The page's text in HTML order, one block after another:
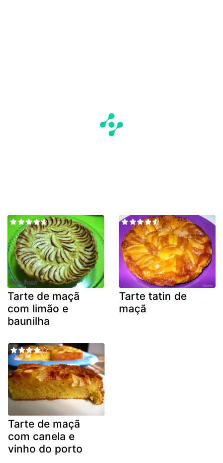
Tarte de maçã
com limão e
baunilha
Tarte tatin de
maçã
Tarte de maçã
com canela e
vinho do porto